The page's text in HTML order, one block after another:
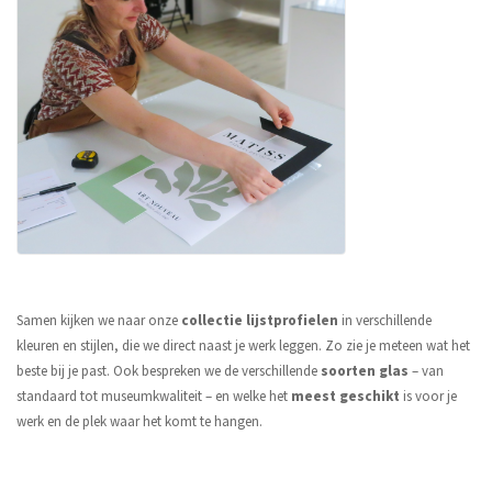
Samen kijken we naar onze collectie lijstprofielen in verschillende
kleuren en stijlen, die we direct naast je werk leggen. Zo zie je meteen wat het
beste bij je past. Ook bespreken we de verschillende soorten glas – van
standaard tot museumkwaliteit – en welke het meest geschikt is voor je
werk en de plek waar het komt te hangen.